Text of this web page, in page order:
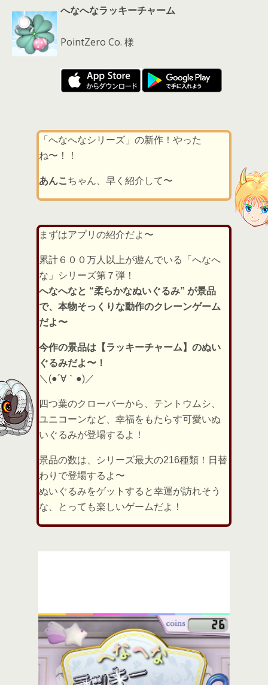
へなへなラッキーチャーム
PointZero Co. 様
「へなへなシリーズ」の新作！やった
ね〜！！
あんこ ちゃん、早く紹介して〜
まずはアプリの紹介だよ〜
累計６００万人以上が遊んでいる「へなへ
な」シリーズ第７弾！
へなへなと “柔らかなぬいぐるみ” が景品
で、本物そっくりな動作のクレーンゲーム
だよ〜
今作の景品は【ラッキーチャーム】のぬい
ぐるみだよ〜！
＼(●´∀｀●)／
四つ葉のクローバーから、テントウムシ、
ユニコーンなど、幸福をもたらす可愛いぬ
いぐるみが登場するよ！
景品の数は、シリーズ最大の216種類！日替
わりで登場するよ〜
ぬいぐるみをゲットすると幸運が訪れそう
な、とっても楽しいゲームだよ！